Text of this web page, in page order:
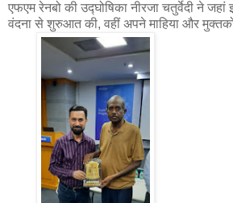
एफएम रेनबो की उद्घोषिका नीरजा चतुर्वेदी ने
वंदना से शुरुआत की, वहीं अपने माहिया और